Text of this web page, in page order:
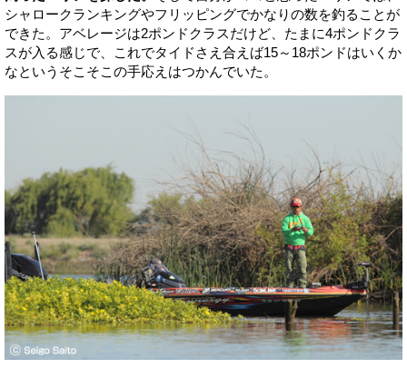
シャロークランキングやフリッピングでかなりの数を釣ることが
できた。アベレージは2ポンドクラスだけど、たまに4ポンドクラ
スが入る感じで、これでタイドさえ合えば15～18ポンドはいくか
なというそこそこの手応えはつかんでいた。